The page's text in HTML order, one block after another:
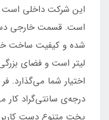
این شرکت داخلی است
است. قسمت خارجی
لیتر است و فضای
پخت متنوع دست